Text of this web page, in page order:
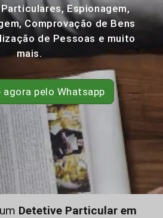
Espionagem,
Comprovação de Bens
de Pessoas e muito
mais.
agora pelo Whatsapp
Detetive Particular em